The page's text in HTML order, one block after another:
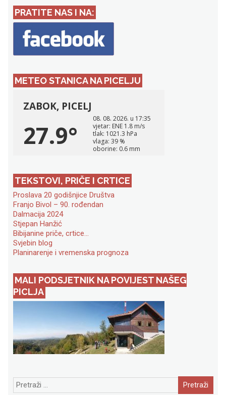
PRATITE NAS I NA:
METEO STANICA NA PICELJU
TEKSTOVI, PRIČE I CRTICE
Proslava 20 godišnjice Društva
Franjo Bivol – 90. rođendan
Dalmacija 2024
Stjepan Hanžić
Bibijanine priče, crtice…
Svjebin blog
Planinarenje i vremenska prognoza
MALI PODSJETNIK NA POVIJEST NAŠEG
PICLJA
Pretraži: